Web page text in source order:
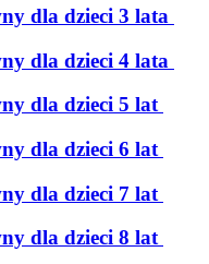
dla dzieci 3 lata
dla dzieci 4 lata
dla dzieci 5 lat
dla dzieci 6 lat
dla dzieci 7 lat
dla dzieci 8 lat